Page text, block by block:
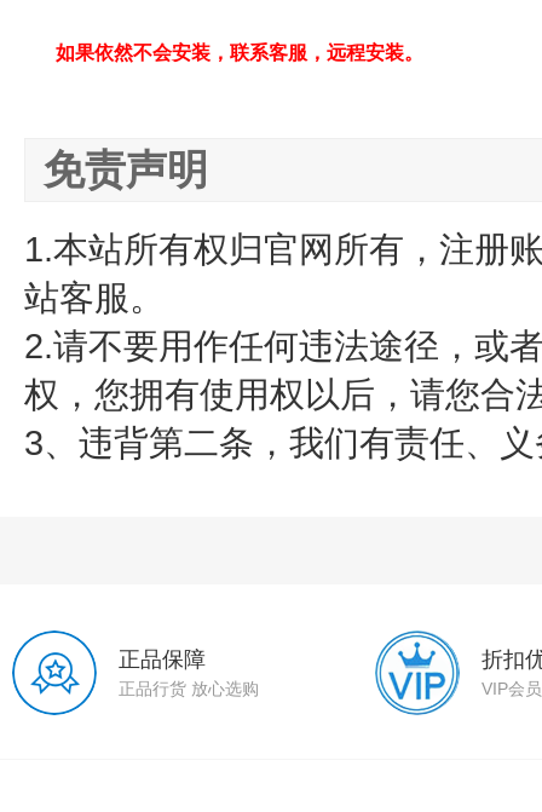
如果依然不会安装，联系客服，远程安装。
免责声明
1.本站所有权归官网所有，注册
站客服。
2.请不要用作任何违法途径，或
权，您拥有使用权以后，请您合
3、违背第二条，我们有责任、
正品保障
正品行货 放心选购
折扣
VIP会